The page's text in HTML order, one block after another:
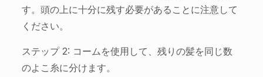
す。頭の上に十分に残す必要があることに注意して
ください。
ステップ 2: コームを使用して、残りの髪を同じ数
のよこ糸に分けます。